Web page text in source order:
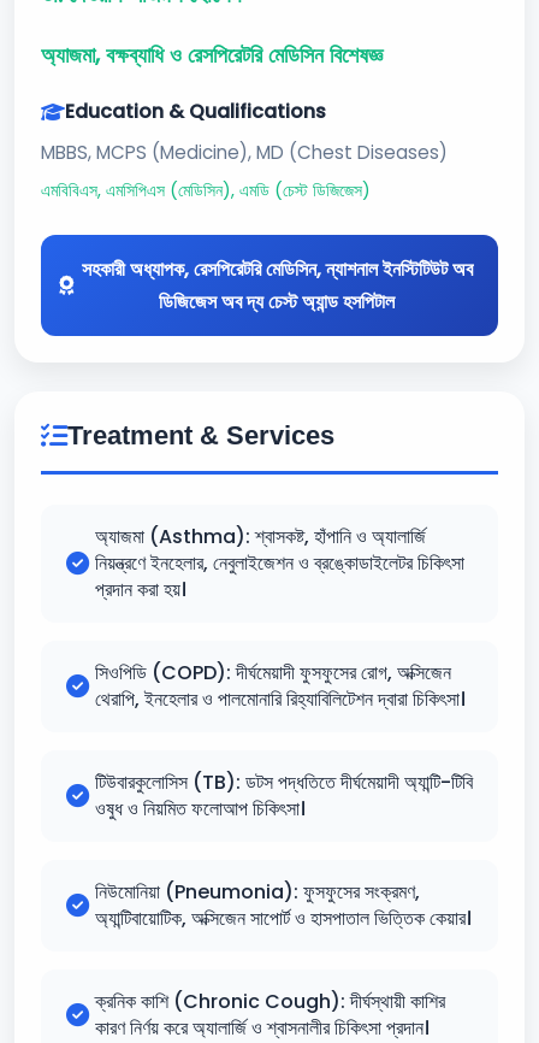
অ্যাজমা, বক্ষব্যাধি ও রেসপিরেটরি মেডিসিন বিশেষজ্ঞ
Education & Qualifications
MBBS, MCPS (Medicine), MD (Chest Diseases)
এমবিবিএস, এমসিপিএস (মেডিসিন), এমডি (চেস্ট ডিজিজেস)
সহকারী অধ্যাপক, রেসপিরেটরি মেডিসিন, ন্যাশনাল ইনস্টিটিউট অব
ডিজিজেস অব দ্য চেস্ট অ্যান্ড হসপিটাল
Treatment & Services
অ্যাজমা (Asthma): শ্বাসকষ্ট, হাঁপানি ও অ্যালার্জি
নিয়ন্ত্রণে ইনহেলার, নেবুলাইজেশন ও ব্রঙ্কোডাইলেটর চিকিৎসা
প্রদান করা হয়।
সিওপিডি (COPD): দীর্ঘমেয়াদী ফুসফুসের রোগ, অক্সিজেন
থেরাপি, ইনহেলার ও পালমোনারি রিহ্যাবিলিটেশন দ্বারা চিকিৎসা।
টিউবারকুলোসিস (TB): ডটস পদ্ধতিতে দীর্ঘমেয়াদী অ্যান্টি-টিবি
ওষুধ ও নিয়মিত ফলোআপ চিকিৎসা।
নিউমোনিয়া (Pneumonia): ফুসফুসের সংক্রমণ,
অ্যান্টিবায়োটিক, অক্সিজেন সাপোর্ট ও হাসপাতাল ভিত্তিক কেয়ার।
ক্রনিক কাশি (Chronic Cough): দীর্ঘস্থায়ী কাশির
কারণ নির্ণয় করে অ্যালার্জি ও শ্বাসনালীর চিকিৎসা প্রদান।